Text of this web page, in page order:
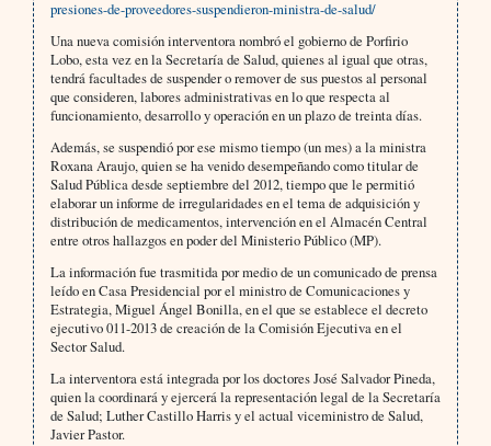
presiones-de-proveedores-suspendieron-ministra-de-salud/
Una nueva comisión interventora nombró el gobierno de Porfirio
Lobo, esta vez en la Secretaría de Salud, quienes al igual que otras,
tendrá facultades de suspender o remover de sus puestos al personal
que consideren, labores administrativas en lo que respecta al
funcionamiento, desarrollo y operación en un plazo de treinta días.
Además, se suspendió por ese mismo tiempo (un mes) a la ministra
Roxana Araujo, quien se ha venido desempeñando como titular de
Salud Pública desde septiembre del 2012, tiempo que le permitió
elaborar un informe de irregularidades en el tema de adquisición y
distribución de medicamentos, intervención en el Almacén Central
entre otros hallazgos en poder del Ministerio Público (MP).
La información fue trasmitida por medio de un comunicado de prensa
leído en Casa Presidencial por el ministro de Comunicaciones y
Estrategia, Miguel Ángel Bonilla, en el que se establece el decreto
ejecutivo 011-2013 de creación de la Comisión Ejecutiva en el
Sector Salud.
La interventora está integrada por los doctores José Salvador Pineda,
quien la coordinará y ejercerá la representación legal de la Secretaría
de Salud; Luther Castillo Harris y el actual viceministro de Salud,
Javier Pastor.